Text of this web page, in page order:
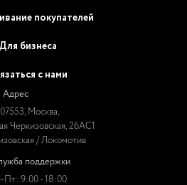
покупателей
Для бизнеса
с нами
Адрес
Москва,
Черкизовская, 26АС1
/ Локомотив
поддержки
Пт: 9:00 - 18:00